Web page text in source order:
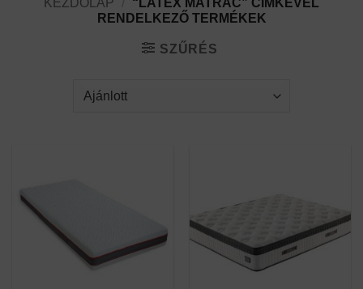
KEZDŐLAP
“LATEX MATRAC” CÍMKÉVEL
RENDELKEZŐ TERMÉKEK
SZŰRÉS